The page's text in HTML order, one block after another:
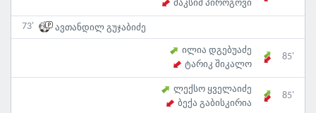
მაკსიმ პიროგოვი
73' ავთანდილ გუჯაბიძე
ილია დგებუაძე
ტარიკ შიკალო
85'
ლექსო ყველაიძე
ბექა გაბისკირია
85'